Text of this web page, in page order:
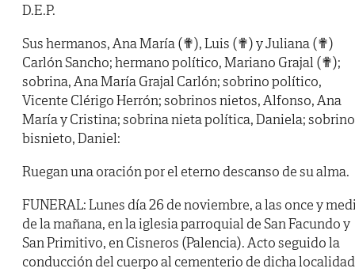
D.E.P.
Sus hermanos, Ana María (✟), Luis (✟) y Juliana (✟)
Carlón Sancho; hermano político, Mariano Grajal (✟);
sobrina, Ana María Grajal Carlón; sobrino político,
Vicente Clérigo Herrón; sobrinos nietos, Alfonso, Ana
María y Cristina; sobrina nieta política, Daniela; sobrino
bisnieto, Daniel:
Ruegan una oración por el eterno descanso de su alma.
FUNERAL: Lunes día 26 de noviembre, a las once y
de la mañana, en la iglesia parroquial de San Facundo y
San Primitivo, en Cisneros (Palencia). Acto seguido la
conducción del cuerpo al cementerio de dicha